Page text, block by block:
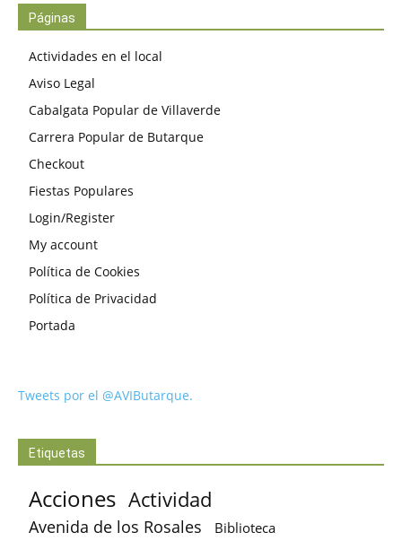
Páginas
Actividades en el local
Aviso Legal
Cabalgata Popular de Villaverde
Carrera Popular de Butarque
Checkout
Fiestas Populares
Login/Register
My account
Política de Cookies
Política de Privacidad
Portada
Tweets por el @AVIButarque.
Etiquetas
Acciones Actividad
Avenida de los Rosales Biblioteca